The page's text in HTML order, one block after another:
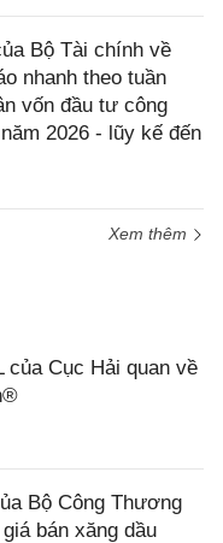
Bộ Tài chính về
nhanh theo tuần
vốn đầu tư công
2026 - lũy kế đến
Xem thêm
của Cục Hải quan về
Bộ Công Thương
bán xăng dầu